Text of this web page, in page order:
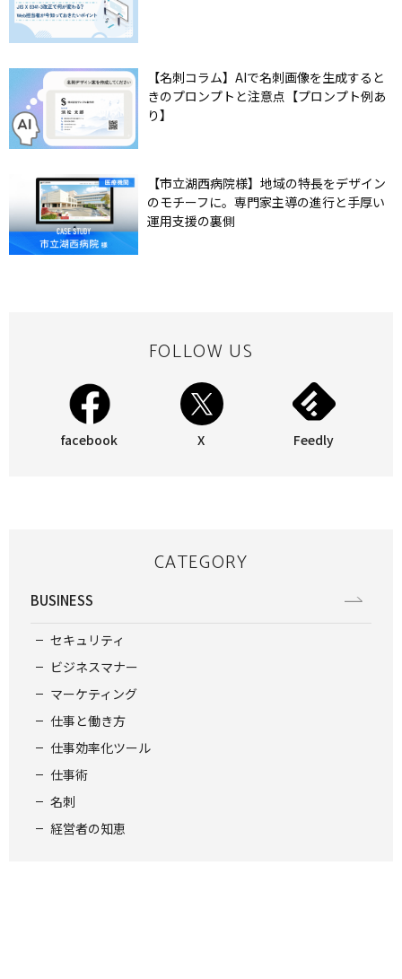
【名刺コラム】AIで名刺画像を生成すると
きのプロンプトと注意点【プロンプト例あ
り】
【市立湖西病院様】地域の特長をデザイン
のモチーフに。専門家主導の進行と手厚い
運用支援の裏側
FOLLOW US
facebook X Feedly
CATEGORY
BUSINESS
セキュリティ
ビジネスマナー
マーケティング
仕事と働き方
仕事効率化ツール
仕事術
名刺
経営者の知恵